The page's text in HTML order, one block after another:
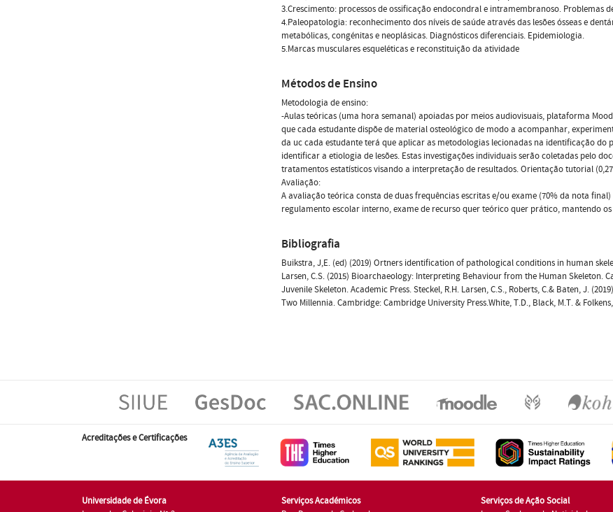
3.Crescimento: processos de ossificação endocondral e intramembranoso. Problemas
4.Paleopatologia: reconhecimento dos níveis de saúde através das lesões ósseas e
metabólicas, congénitas e neoplásicas. Diagnósticos diferenciais. Epidemiologia.
5.Marcas musculares esqueléticas e reconstituição da atividade
Métodos de Ensino
Metodologia de ensino:
-Aulas teóricas (uma hora semanal) apoiadas por meios audiovisuais, plataforma
que cada estudante dispõe de material osteológico de modo a acompanhar,
da uc cada estudante terá que aplicar as metodologias lecionadas na identificação
identificar a etiologia de lesões. Estas investigações individuais serão coletadas pelo
tratamentos estatísticos visando a interpretação de resultados. Orientação tutorial
Avaliação:
A avaliação teórica consta de duas frequências escritas e/ou exame (70% da nota
regulamento escolar interno, exame de recurso quer teórico quer prático, mantendo os
Bibliografia
Buikstra, J,E. (ed) (2019) Ortners identification of pathological conditions in human
Larsen, C.S. (2015) Bioarchaeology: Interpreting Behaviour from the Human Skeleton.
Juvenile Skeleton. Academic Press. Steckel, R.H. Larsen, C.S., Roberts, C.& Baten, J.
Two Millennia. Cambridge: Cambridge University Press.White, T.D., Black, M.T. &
Acreditações e Certificações
Universidade de Évora
Serviços Académicos
Serviços de Ação Social